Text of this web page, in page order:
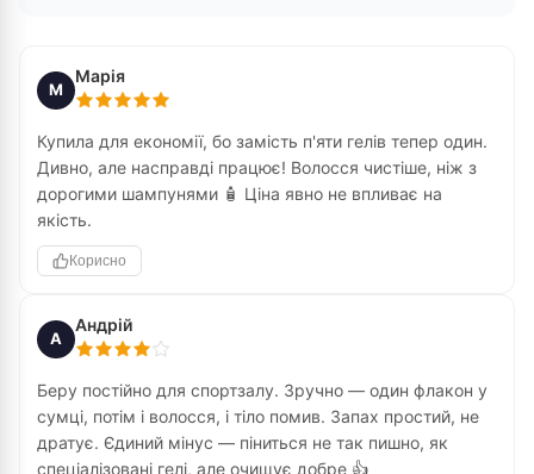
М
Марія
Купила для економії, бо замість п'яти гелів тепер один.
Дивно, але насправді працює! Волосся чистіше, ніж з
дорогими шампунями 🧴 Ціна явно не впливає на
якість.
Корисно
А
Андрій
Беру постійно для спортзалу. Зручно — один флакон у
сумці, потім і волосся, і тіло помив. Запах простий, не
дратує. Єдиний мінус — піниться не так пишно, як
спеціалізовані гелі, але очищує добре 👍